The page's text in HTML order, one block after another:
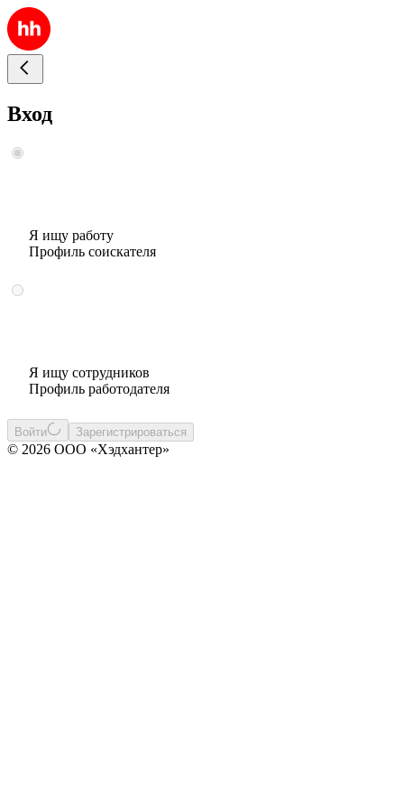
Вход
Я ищу работу
Профиль соискателя
Я ищу сотрудников
Профиль работодателя
Войти Зарегистрироваться
© 2026 ООО «Хэдхантер»